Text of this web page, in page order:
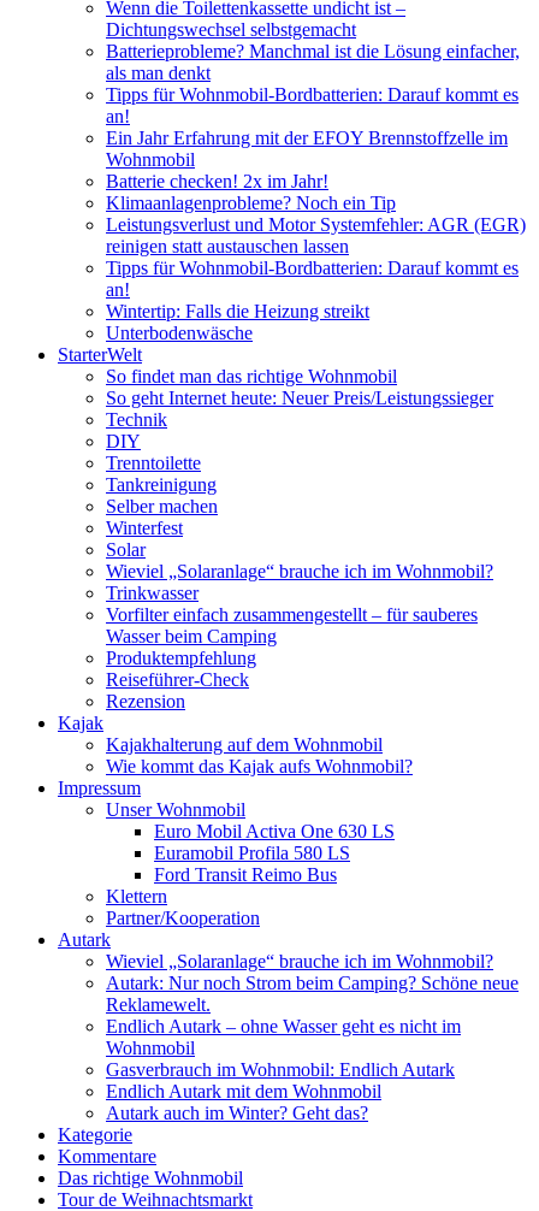
Wenn die Toilettenkassette undicht ist –
Dichtungswechsel selbstgemacht
Batterieprobleme? Manchmal ist die Lösung einfacher,
als man denkt
Tipps für Wohnmobil-Bordbatterien: Darauf kommt es
an!
Ein Jahr Erfahrung mit der EFOY Brennstoffzelle im
Wohnmobil
Batterie checken! 2x im Jahr!
Klimaanlagenprobleme? Noch ein Tip
Leistungsverlust und Motor Systemfehler: AGR (EGR)
reinigen statt austauschen lassen
Tipps für Wohnmobil-Bordbatterien: Darauf kommt es
an!
Wintertip: Falls die Heizung streikt
Unterbodenwäsche
StarterWelt
So findet man das richtige Wohnmobil
So geht Internet heute: Neuer Preis/Leistungssieger
Technik
DIY
Trenntoilette
Tankreinigung
Selber machen
Winterfest
Solar
Wieviel „Solaranlage“ brauche ich im Wohnmobil?
Trinkwasser
Vorfilter einfach zusammengestellt – für sauberes
Wasser beim Camping
Produktempfehlung
Reiseführer-Check
Rezension
Kajak
Kajakhalterung auf dem Wohnmobil
Wie kommt das Kajak aufs Wohnmobil?
Impressum
Unser Wohnmobil
Euro Mobil Activa One 630 LS
Euramobil Profila 580 LS
Ford Transit Reimo Bus
Klettern
Partner/Kooperation
Autark
Wieviel „Solaranlage“ brauche ich im Wohnmobil?
Autark: Nur noch Strom beim Camping? Schöne neue
Reklamewelt.
Endlich Autark – ohne Wasser geht es nicht im
Wohnmobil
Gasverbrauch im Wohnmobil: Endlich Autark
Endlich Autark mit dem Wohnmobil
Autark auch im Winter? Geht das?
Kategorie
Kommentare
Das richtige Wohnmobil
Tour de Weihnachtsmarkt